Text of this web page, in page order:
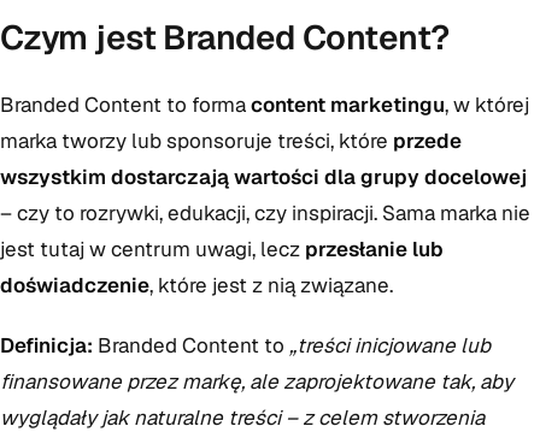
Czym jest Branded Content?
Branded Content to formacontent marketingu, w której
marka tworzy lub sponsoruje treści, które przede
wszystkim dostarczają wartości dla grupy docelowej
– czy to rozrywki, edukacji, czy inspiracji. Sama marka nie
jest tutaj w centrum uwagi, lecz przesłanie lub
doświadczenie, które jest z nią związane.
Definicja: Branded Content to „treści inicjowane lub
finansowane przez markę, ale zaprojektowane tak, aby
wyglądały jak naturalne treści – z celem stworzenia